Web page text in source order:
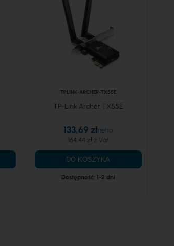
TPLINK-ARCHER-TX55E
TP-Link Archer TX55E
Dostępność: 1-2 dni
164,44 zł
133,69 zł
DO KOSZYKA